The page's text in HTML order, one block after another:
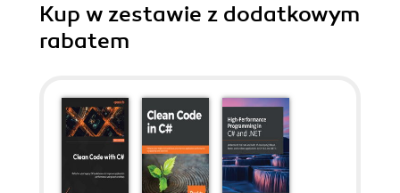
Kup w zestawie z dodatkowym
rabatem